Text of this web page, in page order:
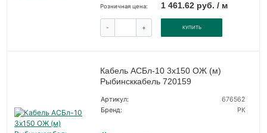
Розничная цена: 1 461.62 руб. / м
- + КУПИТЬ
Кабель АСБл-10 3х150 ОЖ (м)
Рыбинсккабель 720159
Артикул:
676562
Бренд:
РК